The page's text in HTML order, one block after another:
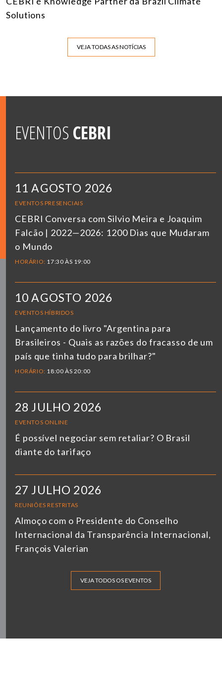
Solutions
VEJA TODAS AS NOTÍCIAS
EVENTOS CEBRI
11 AGOSTO 2026
EVENTOS PRESENCIAIS
CEBRI Conversa com Silvio Meira e Joaquim
Falcão | 2022—2026: 1200 Dias que Mudaram
o Mundo
HORÁRIO: 17:30 ÀS 19:00
10 AGOSTO 2026
EVENTOS HÍBRIDOS
Lançamento do livro "Argentina para
Brasileiros - Quais as razões do fracasso de um
país que tinha tudo para brilhar?"
HORÁRIO: 18:00 ÀS 20:00
28 JULHO 2026
EVENTOS ONLINE
É possível negociar sem retaliar? O Brasil
diante do tarifaço
27 JULHO 2026
REUNIÕES RESTRITAS
Almoço com o Presidente do Conselho
Internacional da Transparência Internacional,
François Valerian
VEJA TODOS OS EVENTOS